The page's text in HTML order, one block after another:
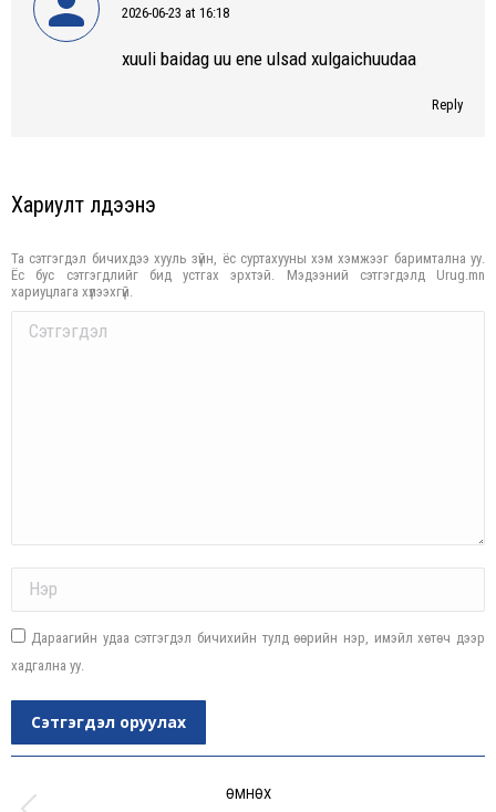
says:
2026-06-23 at 16:18
xuuli baidag uu ene ulsad xulgaichuudaa
Reply
Хариулт үлдээнэ үү
Та сэтгэгдэл бичихдээ хууль зүйн, ёс суртахууны хэм хэмжээг баримтална уу.
Ёс бус сэтгэгдлийг бид устгах эрхтэй. Мэдээний сэтгэгдэлд Urug.mn
хариуцлага хүлээхгүй.
Comment
Дараагийн удаа сэтгэгдэл бичихийн тулд өөрийн нэр, имэйл хөтөч дээр
хадгална уу.
Сэтгэгдэл оруулах
navigation
ӨМНӨХ